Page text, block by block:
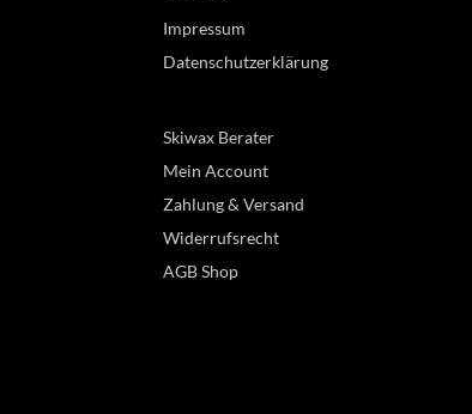
Impressum
Datenschutzerklärung
Skiwax Berater
Mein Account
Zahlung & Versand
Widerrufsrecht
AGB Shop